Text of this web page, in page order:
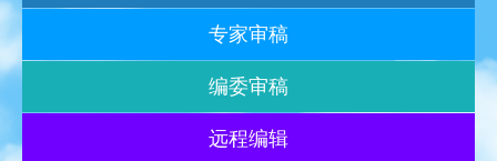
专家审稿
编委审稿
远程编辑